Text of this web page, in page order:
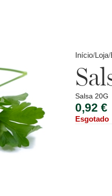
Início Loja
Salsa 20G
0,92 €
Esgotado